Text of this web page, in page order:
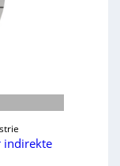
indirekte